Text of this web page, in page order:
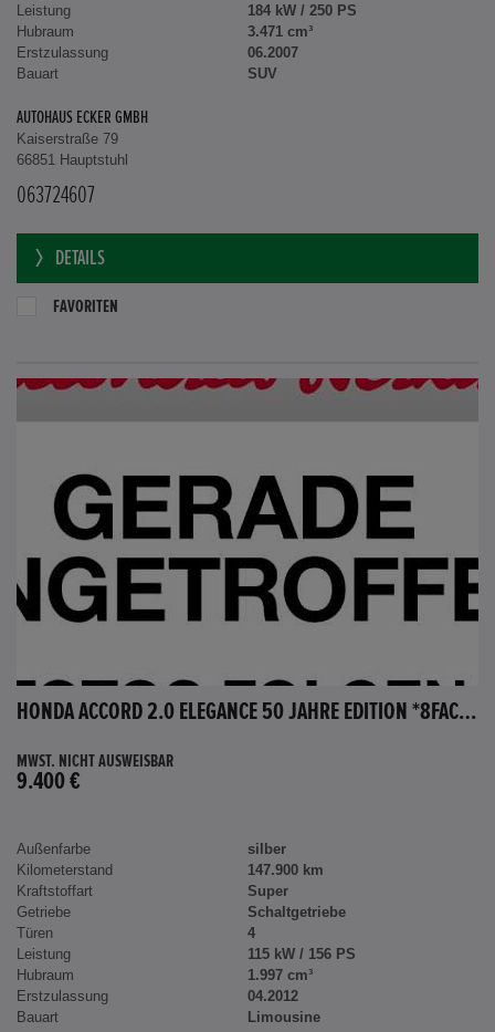
Leistung
184 kW / 250 PS
Hubraum
3.471 cm³
Erstzulassung
06.2007
Bauart
SUV
AUTOHAUS ECKER GMBH
Kaiserstraße 79
66851 Hauptstuhl
063724607
DETAILS
FAVORITEN
HONDA ACCORD 2.0 ELEGANCE 50 JAHRE EDITION *8FACH BEREIFT*
MWST. NICHT AUSWEISBAR
9.400 €
Außenfarbe
silber
Kilometerstand
147.900 km
Kraftstoffart
Super
Getriebe
Schaltgetriebe
Türen
4
Leistung
115 kW / 156 PS
Hubraum
1.997 cm³
Erstzulassung
04.2012
Bauart
Limousine